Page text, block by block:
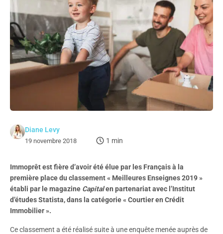
Diane Levy
19 novembre 2018 1 min
Immoprêt est fière d’avoir été élue par les Français à la
première place du classement « Meilleures Enseignes 2019 »
établi par le magazine Capitalen partenariat avec l’Institut
d’études Statista, dans la catégorie « Courtier en Crédit
Immobilier ».
Ce classement a été réalisé suite à une enquête menée auprès de